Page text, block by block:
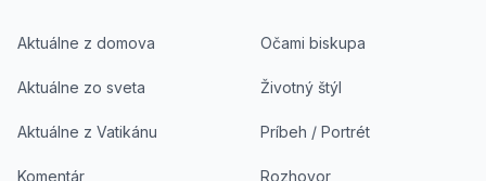
Aktuálne z domova
Aktuálne zo sveta
Aktuálne z Vatikánu
Komentár
Očami biskupa
Životný štýl
Príbeh / Portrét
Rozhovor